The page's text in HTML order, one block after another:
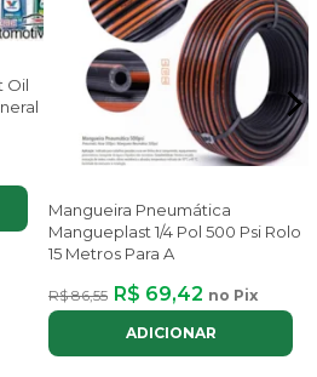
Oil
Mangueira Pneumática
Mangueplast 1/4 Pol 500 Psi Rolo
15 Metros Para A
R$ 86,55 R$ 69,42 no Pix
ADICIONAR